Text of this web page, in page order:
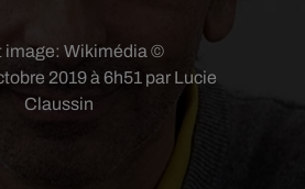
2019 à 6h51 par Lucie
Claussin
image: Wikimédia ©